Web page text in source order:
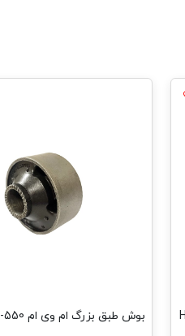
بوش طبق بزرگ ام وی ام 550-530 HAMco